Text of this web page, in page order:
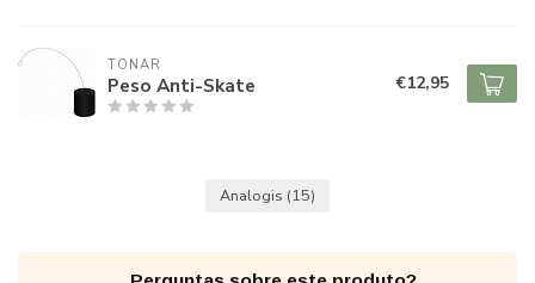
TONAR
Peso Anti-Skate €12,95
Analogis (15)